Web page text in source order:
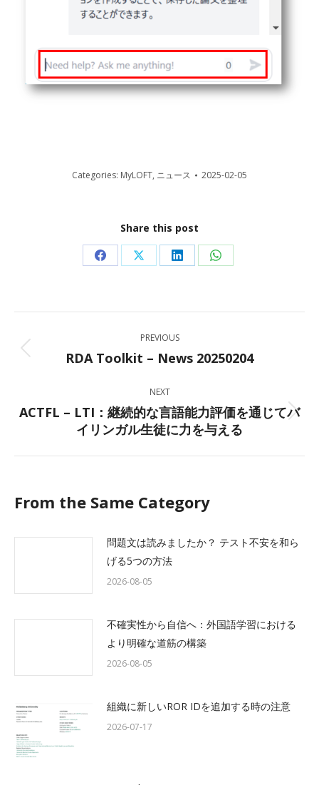
Categories: MyLOFT, ニュース 2025-02-05
Share this post
Share
Facebook
Share
X
Share
LinkedIn
Share
WhatsApp
navigation
PREVIOUS
Previous
RDA Toolkit – News 20250204
NEXT
Next
post:
ACTFL – LTI：継続的な言語能力評価を通じてバ
イリンガル生徒に力を与える
From the Same Category
問題文は読みましたか？ テスト不安を和ら
げる5つの方法
2026-08-05
不確実性から自信へ：外国語学習における
より明確な道筋の構築
2026-08-05
組織に新しいROR IDを追加する時の注意
2026-07-17